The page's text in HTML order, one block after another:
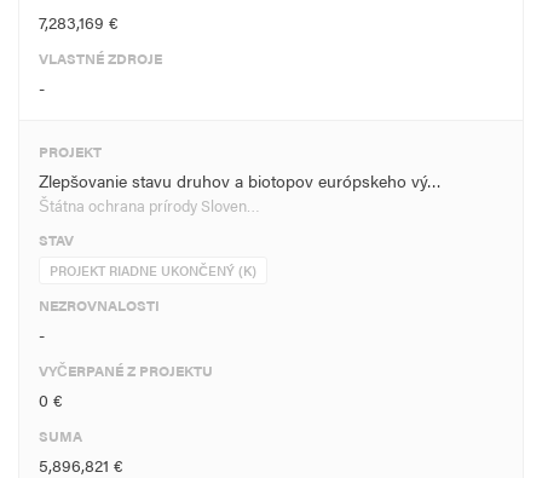
7,283,169 €
VLASTNÉ ZDROJE
-
PROJEKT
Zlepšovanie stavu druhov a biotopov európskeho vý…
Štátna ochrana prírody Sloven…
STAV
PROJEKT RIADNE UKONČENÝ (K)
NEZROVNALOSTI
-
VYČERPANÉ Z PROJEKTU
0 €
SUMA
5,896,821 €